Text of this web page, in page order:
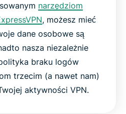
narzędziom
, możesz mieć
dane osobowe są
nasza niezależnie
braku logów
trzecim (a nawet nam)
aktywności VPN.